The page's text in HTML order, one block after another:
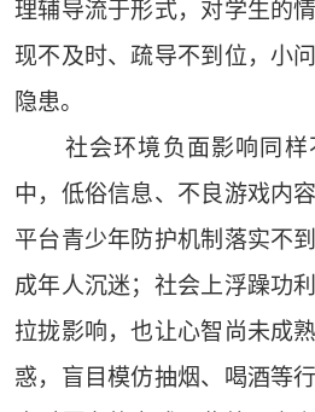
理辅导流于形式，对学生的
现不及时、疏导不到位，小
隐患。
社会环境负面影响同样
中，低俗信息、不良游戏内
平台青少年防护机制落实不
成年人沉迷；社会上浮躁功
拉拢影响，也让心智尚未成
惑，盲目模仿抽烟、喝酒等